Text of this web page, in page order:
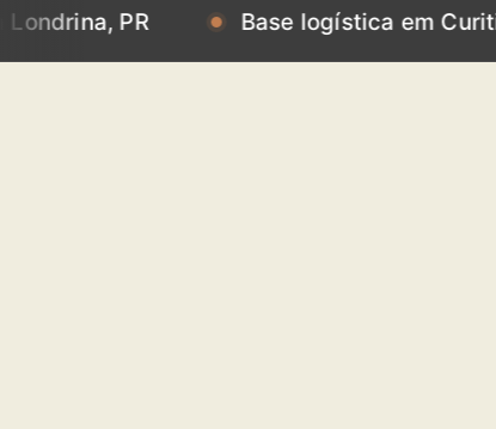
PR Base logística em Curitiba, PR